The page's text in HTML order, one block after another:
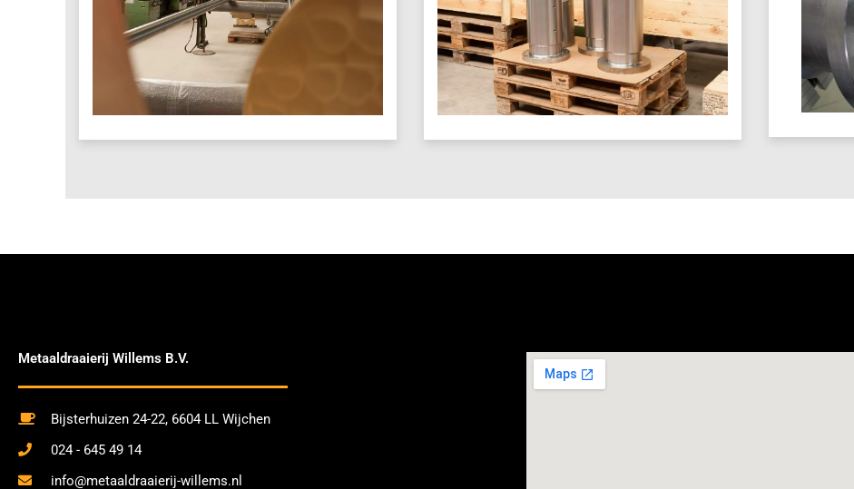
Metaaldraaierij Willems B.V.
Bijsterhuizen 24-22, 6604 LL Wijchen
024 - 645 49 14
info@metaaldraaierij-willems.nl